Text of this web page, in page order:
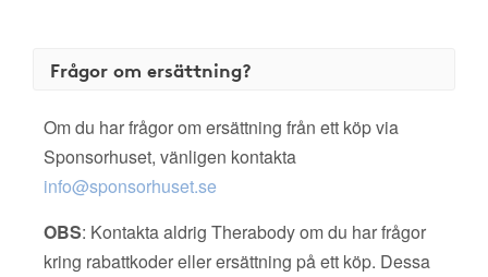
Frågor om ersättning?
Om du har frågor om ersättning från ett köp via
Sponsorhuset, vänligen kontakta
info@sponsorhuset.se
OBS: Kontakta aldrig Therabody om du har frågor
kring rabattkoder eller ersättning på ett köp. Dessa